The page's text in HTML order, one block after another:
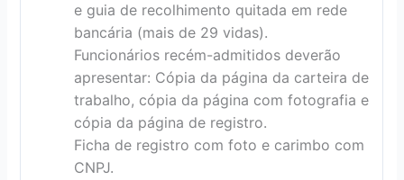
e guia de recolhimento quitada em rede
bancária (mais de 29 vidas).
Funcionários recém-admitidos deverão
apresentar: Cópia da página da carteira de
trabalho, cópia da página com fotografia e
cópia da página de registro.
Ficha de registro com foto e carimbo com
CNPJ.